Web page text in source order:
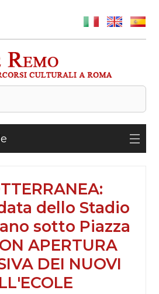
dello Stadio
sotto Piazza
APERTURA
DEI NUOVI